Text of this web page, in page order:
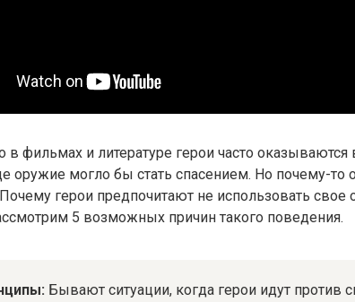
в фильмах и литературе герои часто оказываются
оружие могло бы стать спасением. Но почему-то
герои предпочитают не использовать свое
5 возможных причин такого поведения.
Бывают ситуации, когда герои идут против